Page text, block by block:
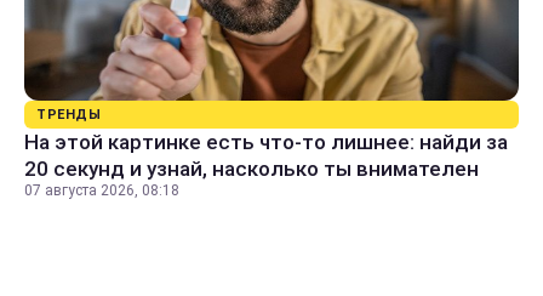
ТРЕНДЫ
На этой картинке есть что-то лишнее: найди за
20 секунд и узнай, насколько ты внимателен
07 августа 2026, 08:18